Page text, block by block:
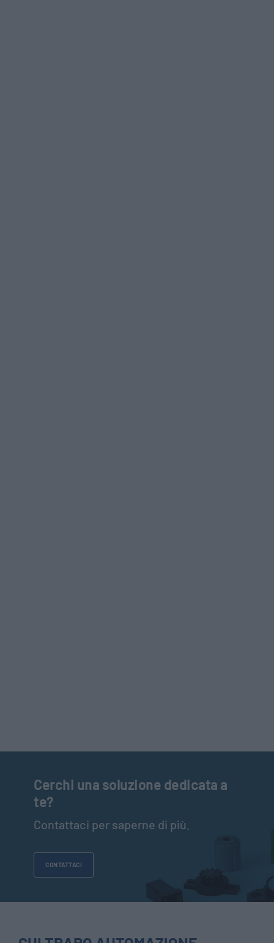
Cerchi una soluzione dedicata a
te?
Contattaci per saperne di più.
CONTATTACI